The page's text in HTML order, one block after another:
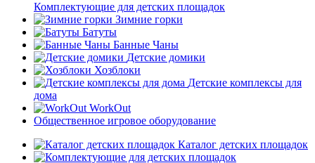
Комплектующие для детских площадок
Зимние горки
Батуты
Банные Чаны
Детские домики
Хозблоки
Детские комплексы для
дома
WorkOut
Общественное игровое оборудование
Каталог детских площадок